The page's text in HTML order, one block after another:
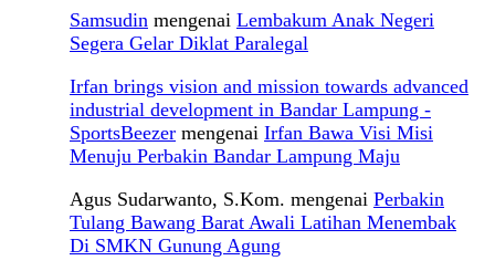
Samsudin mengenai Lembakum Anak Negeri
Segera Gelar Diklat Paralegal
Irfan brings vision and mission towards advanced
industrial development in Bandar Lampung -
SportsBeezer mengenai Irfan Bawa Visi Misi
Menuju Perbakin Bandar Lampung Maju
Agus Sudarwanto, S.Kom. mengenai Perbakin
Tulang Bawang Barat Awali Latihan Menembak
Di SMKN Gunung Agung